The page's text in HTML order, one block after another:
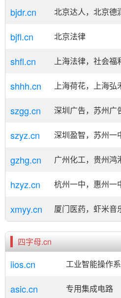
bjdr.cn 北京达人，北京德
bjfl.cn 北京法律
shfl.cn 上海法律，社会福
shhh.cn 上海荷花，上海弘
szgg.cn 深圳广告，苏州广
szyz.cn 深圳盈智，苏州一
gzhg.cn 广州化工，贵州鸿
hzyz.cn 杭州一中，惠州一
xmyy.cn 厦门医药，虾米音
四字母.cn
iios.cn 工业智能操作
asic.cn 专用集成电路